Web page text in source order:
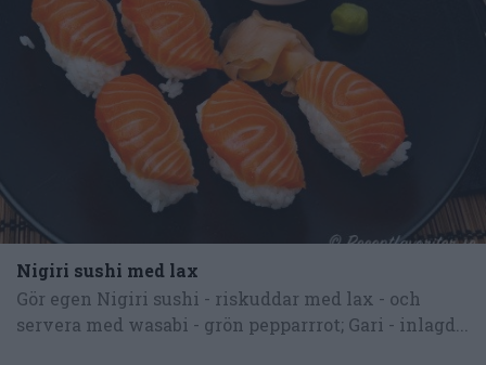
Nigiri sushi med lax
Gör egen Nigiri sushi - riskuddar med lax - och
servera med wasabi - grön pepparrrot; Gari - inlagd...